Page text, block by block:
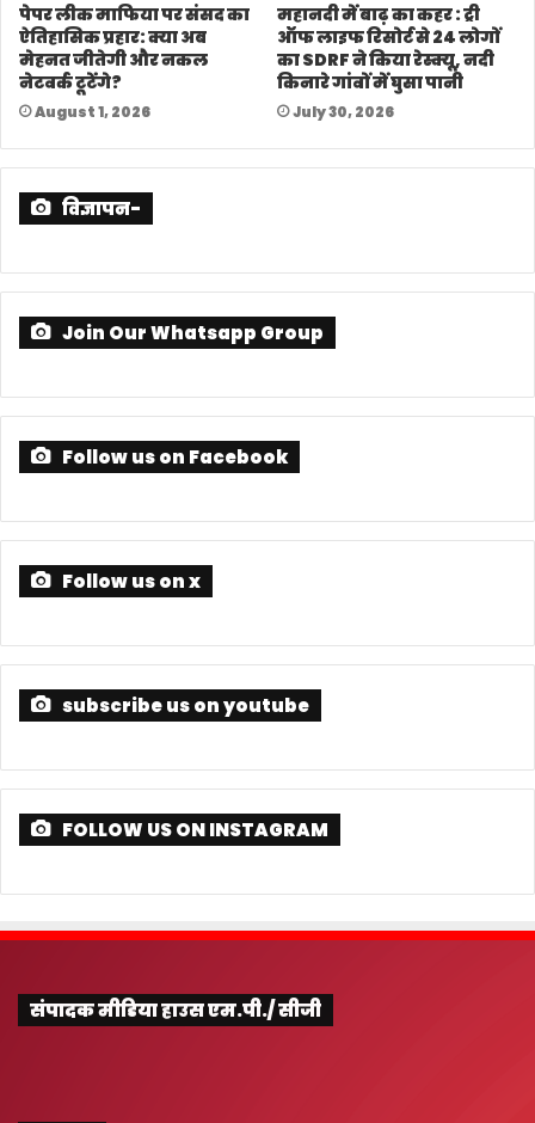
पेपर लीक माफिया पर संसद का
ऐतिहासिक प्रहार: क्या अब
मेहनत जीतेगी और नकल
नेटवर्क टूटेंगे?
August 1, 2026
महानदी में बाढ़ का कहर : ट्री
ऑफ लाइफ रिसोर्ट से 24 लोगों
का SDRF ने किया रेस्क्यू, नदी
किनारे गांवों में घुसा पानी
July 30, 2026
विज्ञापन-
Join Our Whatsapp Group
Follow us on Facebook
Follow us on x
subscribe us on youtube
FOLLOW US ON INSTAGRAM
संपादक मीडिया हाउस एम.पी./ सीजी